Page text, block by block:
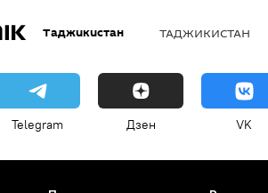
Таджикистан ТАДЖИКИСТАН
Telegram Дзен VK